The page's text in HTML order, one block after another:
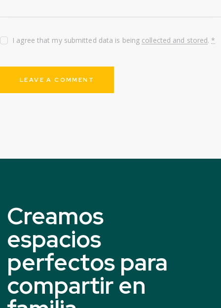
I agree that my submitted data is being collected and stored. *
Creamos
espacios
perfectos para
compartir en